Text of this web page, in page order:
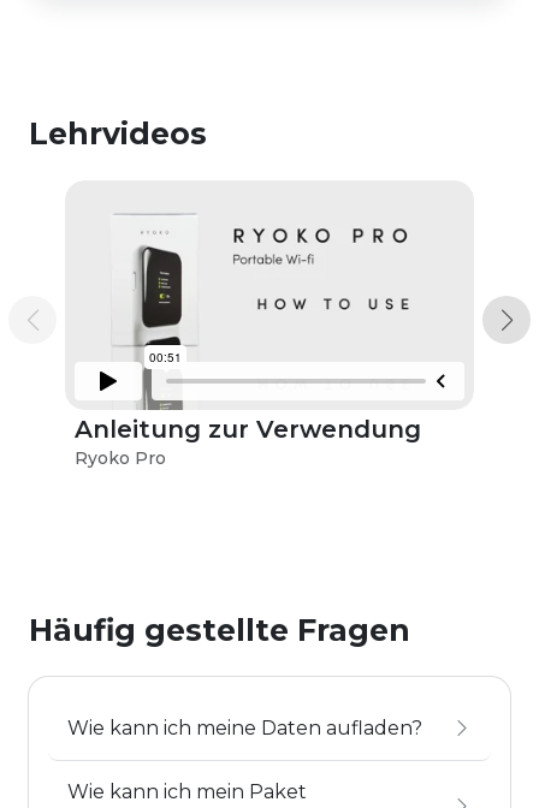
Lehrvideos
Anleitung zur Verwendung
Ryoko Pro
Häufig gestellte Fragen
Wie kann ich meine Daten aufladen?
Wie kann ich mein Paket